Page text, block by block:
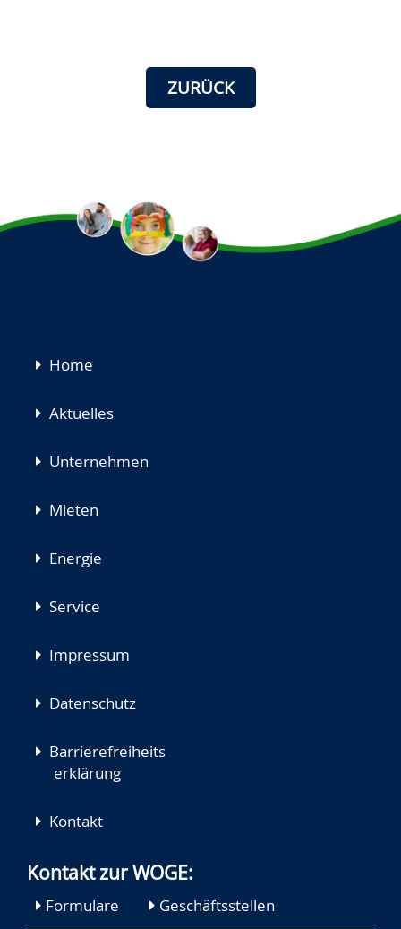
ZURÜCK
Navigation
Home
Aktuelles
Unternehmen
Mieten
Energie
Service
Impressum
Datenschutz
Barrierefreiheits
erklärung
Kontakt
Kontakt zur WOGE:
Formulare Geschäftsstellen